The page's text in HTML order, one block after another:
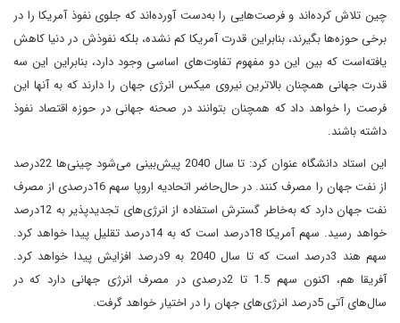
چین تلاش کرده‌اند و فرصت‌هایی را به‌دست آورده‌اند که جلوی نفوذ آمریکا را در
برخی حوزه‌ها بگیرند، بنابراین قدرت آمریکا کم نشده، بلکه نفوذش در دنیا کاهش‌
یافته‌است که بین این دو مفهوم تفاوت‌های اساسی وجود دارد، بنابراین این سه
قدرت جهانی همچنان بالاترین نیروی میکس انرژی جهان را دارند که به آنها این
فرصت را خواهد داد که همچنان بتوانند در صحنه جهانی در حوزه اقتصاد نفوذ
داشته باشند.
این استاد دانشگاه عنوان کرد: تا سال‌ 2040 پیش‌بینی می‌شود چینی‌ها 22‌درصد
از نفت جهان را مصرف کنند. در حال‌حاضر اتحادیه اروپا سهم 16‌درصدی از مصرف
نفت جهان دارد که به‌خاطر گسترش استفاده از انرژی‌های تجدیدپذیر به 12‌درصد
خواهد رسید. سهم آمریکا 18‌درصد است که به 14‌درصد تقلیل پیدا خواهد کرد.
سهم هند 3‌درصد است که تا سال 2040 به 9‌درصد افزایش پیدا خواهد کرد.
آفریقا هم، اکنون سهم 1.5 تا 2‌درصدی در مصرف انرژی جهانی دارد که در
سال‌های آتی 5‌درصد انرژی‌های جهان را در اختیار خواهد گرفت.